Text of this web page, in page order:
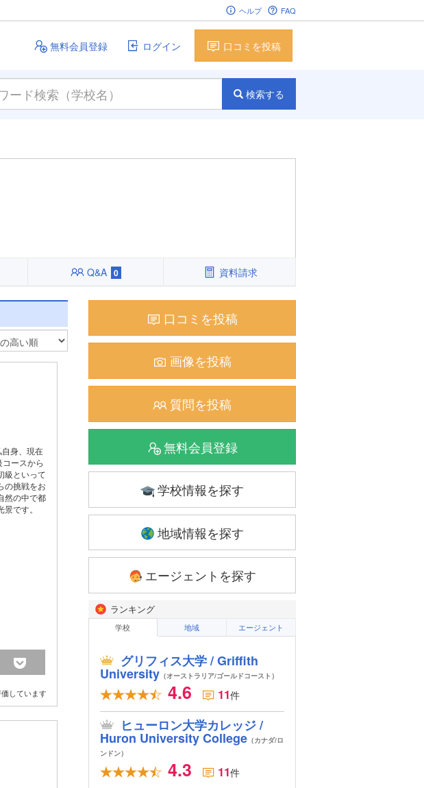
ヘルプ FAQ
無料会員登録 ログイン 口コミを投稿
検索する
Q&A 0 資料請求
身、現在
ースから
級といって
の挑戦をお
然の中で都
です。
しています
口コミを投稿
画像を投稿
質問を投稿
無料会員登録
学校情報を探す
地域情報を探す
エージェントを探す
ランキング
学校 地域 エージェント
グリフィス大学 / Griffith
University（オーストラリア/ゴールドコースト）
4.6 11件
ヒューロン大学カレッジ /
Huron University College（カナダ/ロ
ンドン）
4.3 11件